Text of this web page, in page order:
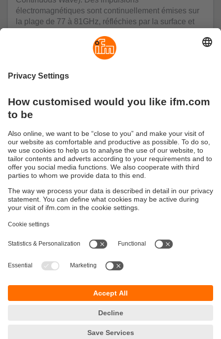
électromagnétiques sont continuellement émises sur
la plage de 77 à 81GHz, réfléchies par la surface et
l’émetteur change constamment la fréquence du
signal émis, une différence de fréquence apparaît
laquelle la distance jusqu’à la surface du fluide peut
détecter des niveaux de manière rapide, fiable et très
En savoir plus sur la technologie
Durabilité
Sites (EN)
Responsible Disclosure
1731 Zellik